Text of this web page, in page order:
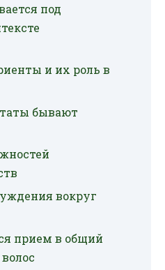
под
и их роль в
бывают
вокруг
прием в общий